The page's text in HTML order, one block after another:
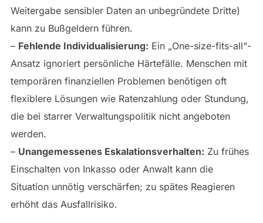
Weitergabe sensibler Daten an unbegründete Dritte)
kann zu Bußgeldern führen.
– Fehlende Individualisierung: Ein „One-size-fits-all“-
Ansatz ignoriert persönliche Härtefälle. Menschen mit
temporären finanziellen Problemen benötigen oft
flexiblere Lösungen wie Ratenzahlung oder Stundung,
die bei starrer Verwaltungspolitik nicht angeboten
werden.
– Unangemessenes Eskalationsverhalten: Zu frühes
Einschalten von Inkasso oder Anwalt kann die
Situation unnötig verschärfen; zu spätes Reagieren
erhöht das Ausfallrisiko.